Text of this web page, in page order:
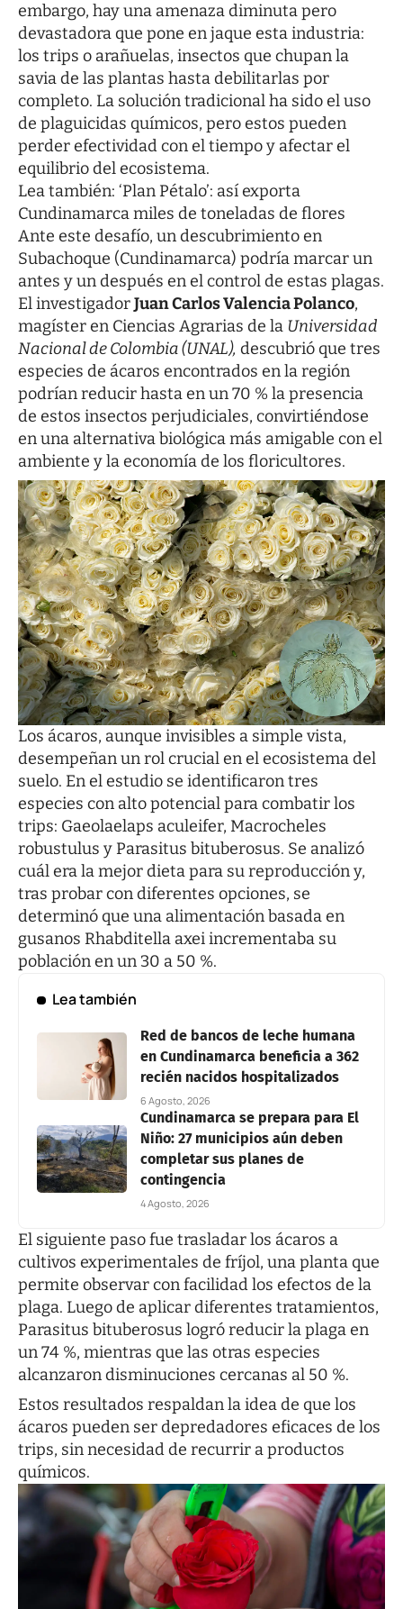
embargo, hay una amenaza diminuta pero
devastadora que pone en jaque esta industria:
los trips o arañuelas, insectos que chupan la
savia de las plantas hasta debilitarlas por
completo. La solución tradicional ha sido el uso
de plaguicidas químicos, pero estos pueden
perder efectividad con el tiempo y afectar el
equilibrio del ecosistema.
Lea también: ‘Plan Pétalo’: así exporta
Cundinamarca miles de toneladas de flores
Ante este desafío, un descubrimiento en
Subachoque (Cundinamarca) podría marcar un
antes y un después en el control de estas plagas.
El investigadorJuan Carlos Valencia Polanco,
magíster en Ciencias Agrarias de la Universidad
Nacional de Colombia (UNAL), descubrió que tres
especies de ácaros encontrados en la región
podrían reducir hasta en un 70 % la presencia
de estos insectos perjudiciales, convirtiéndose
en una alternativa biológica más amigable con el
ambiente y la economía de los floricultores.
Los ácaros, aunque invisibles a simple vista,
desempeñan un rol crucial en el ecosistema del
suelo. En el estudio se identificaron tres
especies con alto potencial para combatir los
trips: Gaeolaelaps aculeifer, Macrocheles
robustulus y Parasitus bituberosus. Se analizó
cuál era la mejor dieta para su reproducción y,
tras probar con diferentes opciones, se
determinó que una alimentación basada en
gusanos Rhabditella axei incrementaba su
población en un 30 a 50 %.
Lea también
Red de bancos de leche humana
en Cundinamarca beneficia a 362
recién nacidos hospitalizados
6 Agosto, 2026
Cundinamarca se prepara para El
Niño: 27 municipios aún deben
completar sus planes de
contingencia
4 Agosto, 2026
El siguiente paso fue trasladar los ácaros a
cultivos experimentales de fríjol, una planta que
permite observar con facilidad los efectos de la
plaga. Luego de aplicar diferentes tratamientos,
Parasitus bituberosus logró reducir la plaga en
un 74 %, mientras que las otras especies
alcanzaron disminuciones cercanas al 50 %.
Estos resultados respaldan la idea de que los
ácaros pueden ser depredadores eficaces de los
trips, sin necesidad de recurrir a productos
químicos.